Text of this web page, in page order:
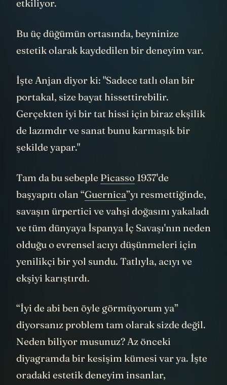
etkiliyor.
Bu üç düğümün ortasında, beyninize
estetik olarak kaydedilen bir deneyim var.
İşte Anjan diyor ki: "Sadece tatlı olan bir
portakal, size bayat hissettirebilir.
Gerçekten iyi bir tat hissi için biraz ekşilik
de lazımdır ve sanat bunu karmaşık bir
şekilde yapar."
Tam da bu sebeple Picasso 1937'de
başyapıtı olan “Guernica”yı resmettiğinde,
savaşın ürpertici ve vahşi doğasını yakaladı
ve tüm dünyaya İspanya İç Savaşı'nın neden
olduğu o evrensel acıyı düşünmeleri için
yenilikçi bir yol sundu. Tatlıyla, acıyı ve
ekşiyi karıştırdı.
“İyi de abi ben öyle görmüyorum ya”
diyorsanız problem tam olarak sizde değil.
Neden biliyor musunuz? Az önceki
diyagramda bir kesişim kümesi var ya. İşte
oradaki estetik deneyim insanlar,